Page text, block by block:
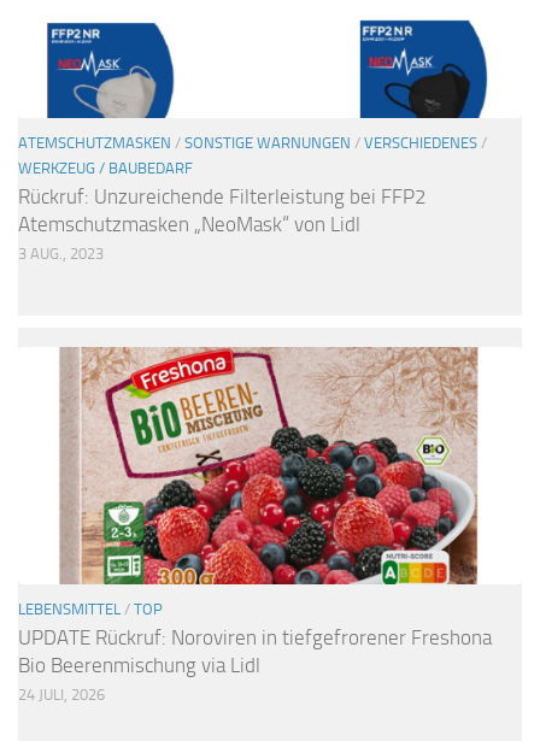
ATEMSCHUTZMASKEN / SONSTIGE WARNUNGEN / VERSCHIEDENES /
WERKZEUG / BAUBEDARF
Rückruf: Unzureichende Filterleistung bei FFP2
Atemschutzmasken „NeoMask“ von Lidl
3 AUG., 2023
LEBENSMITTEL / TOP
UPDATE Rückruf: Noroviren in tiefgefrorener Freshona
Bio Beerenmischung via Lidl
24 JULI, 2026